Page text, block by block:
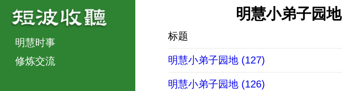
明慧时事
修炼交流
明慧小弟子园地
标题
明慧小弟子园地 (127)
明慧小弟子园地 (126)